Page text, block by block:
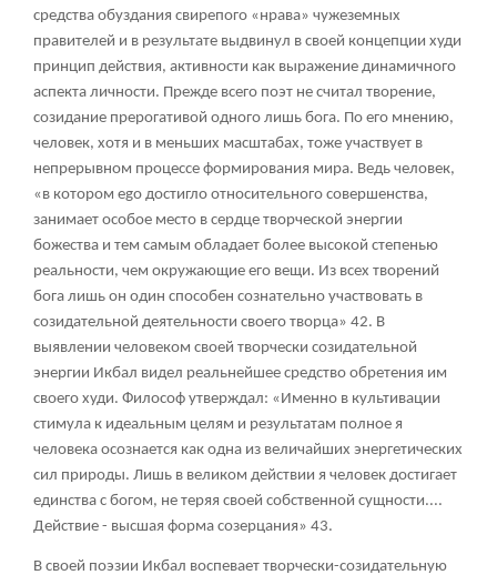
средства обуздания свирепого «нрава» чужеземных
правителей и в результате выдвинул в своей концепции худи
принцип действия, активности как выражение динамичного
аспекта личности. Прежде всего поэт не считал творение,
созидание прерогативой одного лишь бога. По его мнению,
человек, хотя и в меньших масштабах, тоже участвует в
непрерывном процессе формирования мира. Ведь человек,
«в котором ego достигло относительного совершенства,
занимает особое место в сердце творческой энергии
божества и тем самым обладает более высокой степенью
реальности, чем окружающие его вещи. Из всех творений
бога лишь он один способен сознательно участвовать в
созидательной деятельности своего творца» 42. В
выявлении человеком своей творчески созидательной
энергии Икбал видел реальнейшее средство обретения им
своего худи. Философ утверждал: «Именно в культивации
стимула к идеальным целям и результатам полное я
человека осознается как одна из величайших энергетических
сил природы. Лишь в великом действии я человек достигает
единства с богом, не теряя своей собственной сущности....
Действие - высшая форма созерцания» 43.
В своей поэзии Икбал воспевает творчески-созидательную